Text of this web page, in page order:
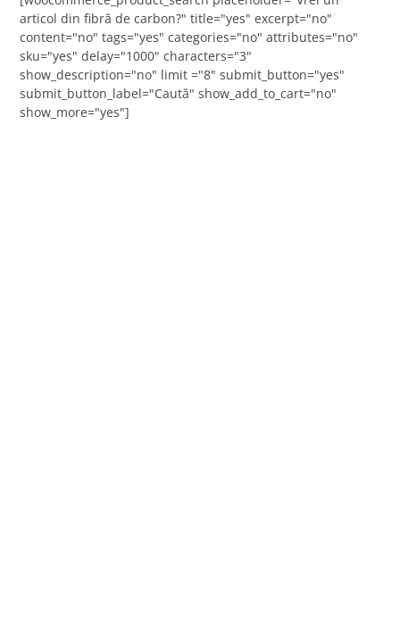
articol din fibră de carbon?" title="yes" excerpt="no"
content="no" tags="yes" categories="no" attributes="no"
sku="yes" delay="1000" characters="3"
show_description="no" limit ="8" submit_button="yes"
submit_button_label="Caută" show_add_to_cart="no"
show_more="yes"]